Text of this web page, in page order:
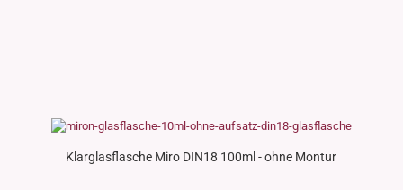
Klarglasflasche Miro DIN18 100ml - ohne Montur